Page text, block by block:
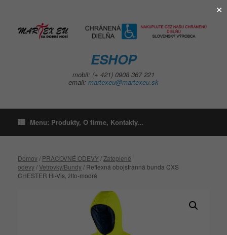
ESHOP
mobil: (+ 421) 0908 367 221
email: martexeu@martexeu.sk
Menu: Produkty, O firme, Kontakty...
Domov/ PRACOVNÉ ODEVY/ Zateplené
odevy/Vetrovky/Bundy/ Reflexná obojstranná bunda CXS
CHESTER Hi-Vis, žlto-modrá
×